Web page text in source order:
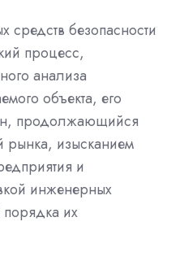
безопасности
процесс,
анализа
объекта, его
продолжающийся
рынка, изысканием
и
инженерных
порядка их